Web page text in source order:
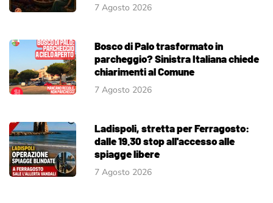
7 Agosto 2026
Bosco di Palo trasformato in
parcheggio? Sinistra Italiana chiede
chiarimenti al Comune
7 Agosto 2026
Ladispoli, stretta per Ferragosto:
dalle 19.30 stop all'accesso alle
spiagge libere
7 Agosto 2026